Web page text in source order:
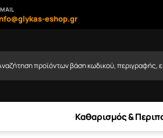
eshop.gr
προϊόντων βάση κωδικού, περιγραφής,
Καθαρισμός &